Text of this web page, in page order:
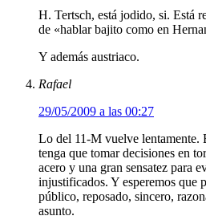
H. Tertsch, está jodido, si. Está
de «hablar bajito como en
Y además austriaco.
Rafael
29/05/2009 a las 00:27
Lo del 11-M vuelve lentamente.
tenga que tomar decisiones en
acero y una gran sensatez para
injustificados. Y esperemos que
público, reposado, sincero,
asunto.